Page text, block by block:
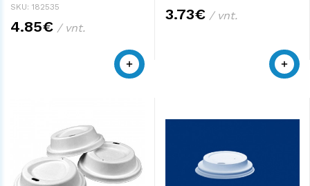
SKU: 182535
4.85€ / vnt.
3.73€ / vnt.